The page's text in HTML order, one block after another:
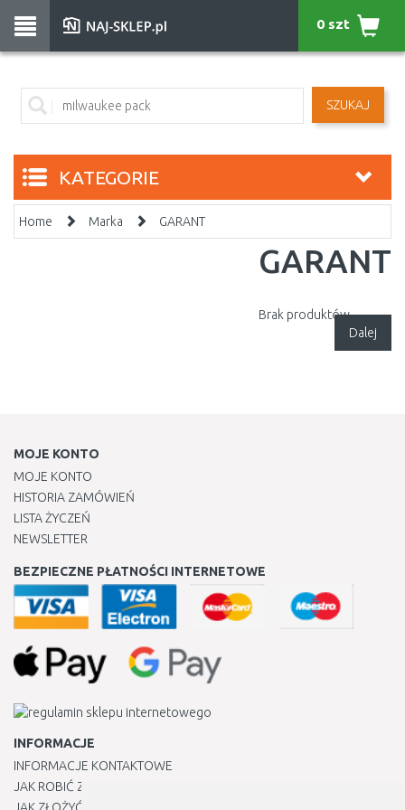
SZUKAJ
0 szt
KATEGORIE
Home Marka GARANT
GARANT
Brak produktów.
Dalej
MOJE KONTO
MOJE KONTO
HISTORIA ZAMÓWIEŃ
LISTA ŻYCZEŃ
NEWSLETTER
BEZPIECZNE PŁATNOŚCI INTERNETOWE
INFORMACJE
INFORMACJE KONTAKTOWE
JAK ROBIĆ ZAKUPY ?